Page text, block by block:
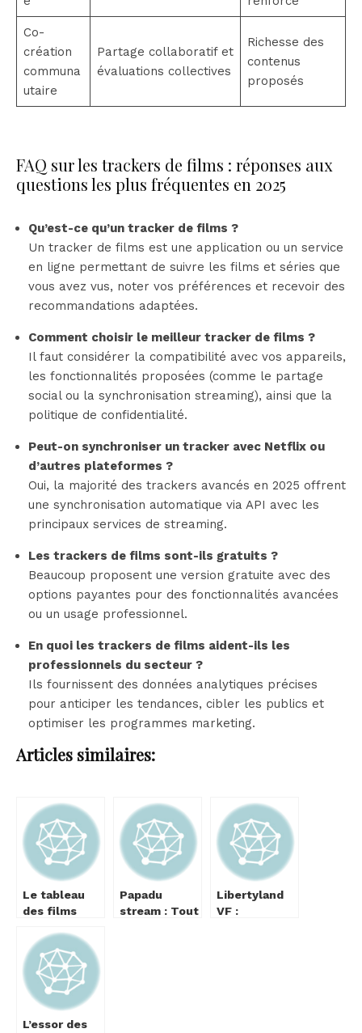
Co-
création
communa
utaire
Partage collaboratif et
évaluations collectives
Richesse des
contenus
proposés
FAQ sur les trackers de films : réponses aux
questions les plus fréquentes en 2025
Qu’est-ce qu’un tracker de films ?
Un tracker de films est une application ou un service
en ligne permettant de suivre les films et séries que
vous avez vus, noter vos préférences et recevoir des
recommandations adaptées.
Comment choisir le meilleur tracker de films ?
Il faut considérer la compatibilité avec vos appareils,
les fonctionnalités proposées (comme le partage
social ou la synchronisation streaming), ainsi que la
politique de confidentialité.
Peut-on synchroniser un tracker avec Netflix ou
d’autres plateformes ?
Oui, la majorité des trackers avancés en 2025 offrent
une synchronisation automatique via API avec les
principaux services de streaming.
Les trackers de films sont-ils gratuits ?
Beaucoup proposent une version gratuite avec des
options payantes pour des fonctionnalités avancées
ou un usage professionnel.
En quoi les trackers de films aident-ils les
professionnels du secteur ?
Ils fournissent des données analytiques précises
pour anticiper les tendances, cibler les publics et
optimiser les programmes marketing.
Articles similaires:
Le tableau
des films
voyage à
travers
l’histoire du
cinéma
Papadu
stream : Tout
Libertyland
VF :
L’essor des